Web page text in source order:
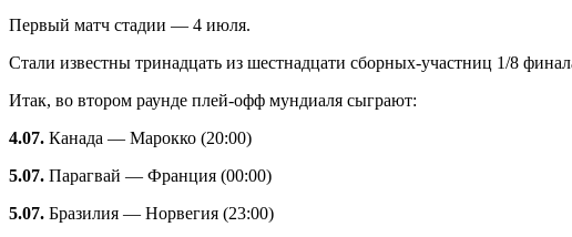
Первый матч стадии — 4 июля.
Стали известны тринадцать из шестнадцати сборных-участниц 1/8
Итак, во втором раунде плей-офф мундиаля сыграют:
4.07. Канада — Марокко (20:00)
5.07. Парагвай — Франция (00:00)
5.07. Бразилия — Норвегия (23:00)